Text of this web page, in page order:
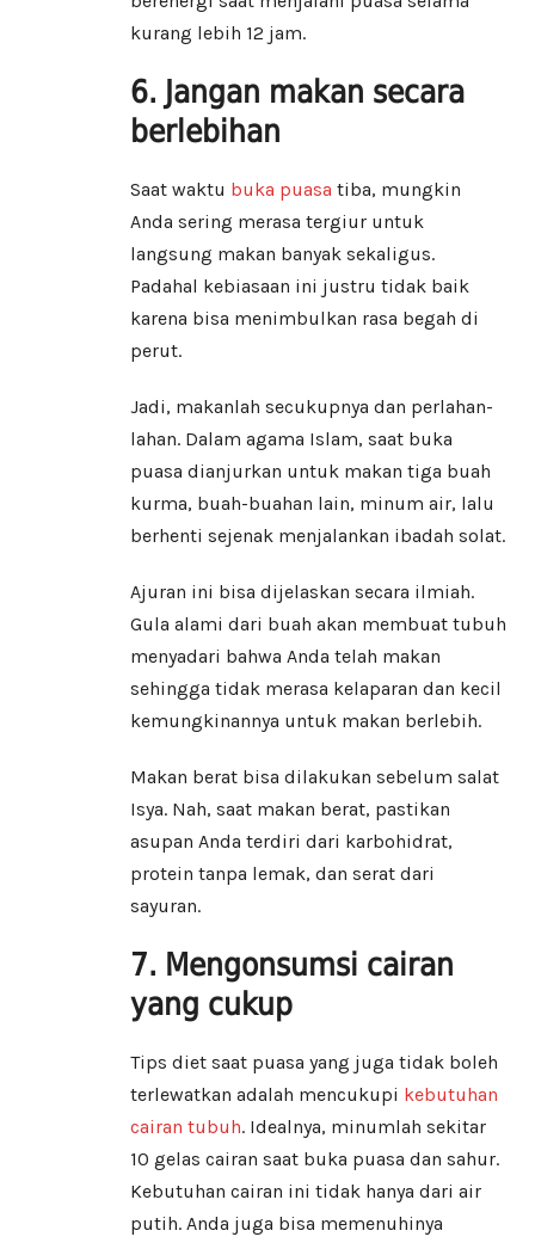
kurang lebih 12 jam.
6. Jangan makan secara
berlebihan
Saat waktu buka puasa tiba, mungkin
Anda sering merasa tergiur untuk
langsung makan banyak sekaligus.
Padahal kebiasaan ini justru tidak baik
karena bisa menimbulkan rasa begah di
perut.
Jadi, makanlah secukupnya dan perlahan-
lahan. Dalam agama Islam, saat buka
puasa dianjurkan untuk makan tiga buah
kurma, buah-buahan lain, minum air, lalu
berhenti sejenak menjalankan ibadah solat.
Ajuran ini bisa dijelaskan secara ilmiah.
Gula alami dari buah akan membuat tubuh
menyadari bahwa Anda telah makan
sehingga tidak merasa kelaparan dan kecil
kemungkinannya untuk makan berlebih.
Makan berat bisa dilakukan sebelum salat
Isya. Nah, saat makan berat, pastikan
asupan Anda terdiri dari karbohidrat,
protein tanpa lemak, dan serat dari
sayuran.
7. Mengonsumsi cairan
yang cukup
Tips diet saat puasa yang juga tidak boleh
terlewatkan adalah mencukupi kebutuhan
cairan tubuh. Idealnya, minumlah sekitar
10 gelas cairan saat buka puasa dan sahur.
Kebutuhan cairan ini tidak hanya dari air
putih. Anda juga bisa memenuhinya